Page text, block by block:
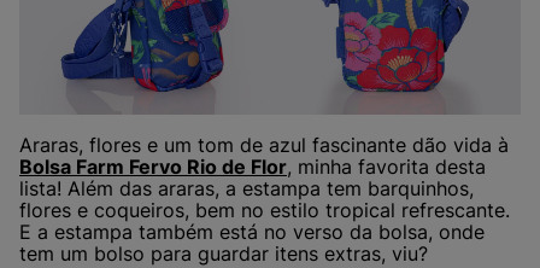
Araras, flores e um tom de azul fascinante dão vida à
Bolsa Farm Fervo Rio de Flor, minha favorita desta
lista! Além das araras, a estampa tem barquinhos,
flores e coqueiros, bem no estilo tropical refrescante.
E a estampa também está no verso da bolsa, onde
tem um bolso para guardar itens extras, viu?